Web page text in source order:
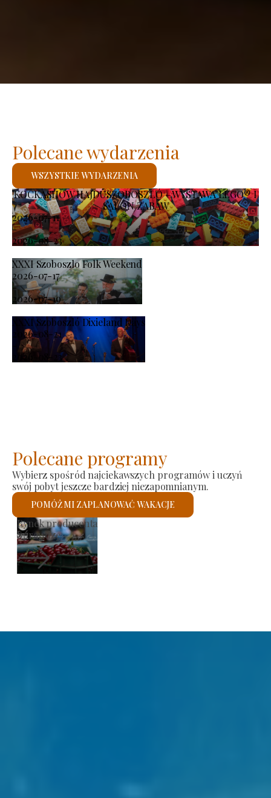
KOCKASHOW HAJDÚSZOBOSZLÓ – WYSTAWA LEGO® I
SALON ZABAW
2026-07-11
-
2026-08-23
XXXI Szoboszlo Folk Weekend
2026-07-17
-
2026-07-19
XXXI Szoboszló Dixieland Days
2026-08-21
-
2026-08-23
Polecane wydarzenia
WSZYSTKIE WYDARZENIA
Polecane programy
Wybierz spośród najciekawszych programów i uczyń
swój pobyt jeszcze bardziej niezapomnianym.
POMÓŻ MI ZAPLANOWAĆ WAKACJE
Kościół rzymskokatolicki św.
Sprawdzę